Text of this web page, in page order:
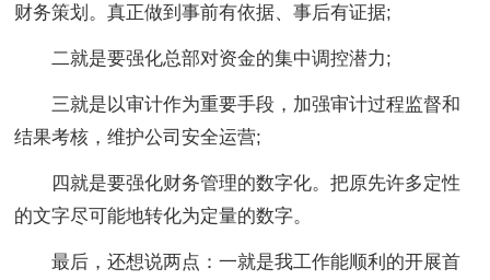
财务策划。真正做到事前有依据、事后有证据;
二就是要强化总部对资金的集中调控潜力;
三就是以审计作为重要手段，加强审计过程监督和
结果考核，维护公司安全运营;
四就是要强化财务管理的数字化。把原先许多定性
的文字尽可能地转化为定量的数字。
最后，还想说两点：一就是我工作能顺利的开展首